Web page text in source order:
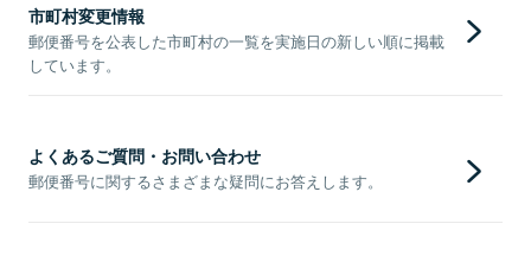
市町村変更情報
郵便番号を公表した市町村の一覧を実施日の新しい順に掲載
しています。
よくあるご質問・お問い合わせ
郵便番号に関するさまざまな疑問にお答えします。